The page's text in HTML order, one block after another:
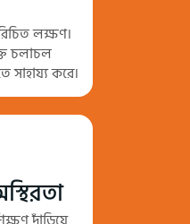
লক্ষণ।
চলাচল
সাহায্য করে।